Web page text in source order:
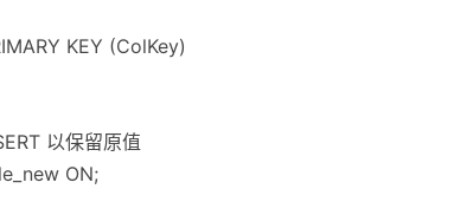
KEY (ColKey)
以保留原值
ON;